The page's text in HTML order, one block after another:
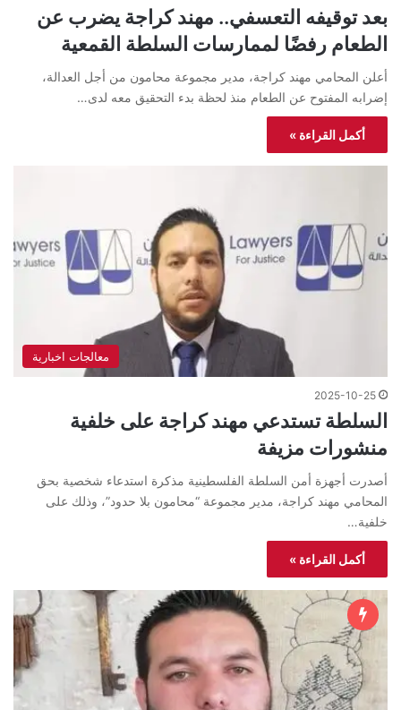
بعد توقيفه التعسفي.. مهند كراجة يضرب عن
الطعام رفضًا لممارسات السلطة القمعية
أعلن المحامي مهند كراجة، مدير مجموعة محامون من أجل العدالة،
إضرابه المفتوح عن الطعام منذ لحظة بدء التحقيق معه لدى…
أكمل القراءة »
معالجات اخبارية
2025-10-25
السلطة تستدعي مهند كراجة على خلفية
منشورات مزيفة
أصدرت أجهزة أمن السلطة الفلسطينية مذكرة استدعاء شخصية بحق
المحامي مهند كراجة، مدير مجموعة “محامون بلا حدود”، وذلك على
خلفية…
أكمل القراءة »